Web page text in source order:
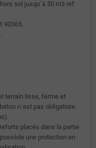
sol jusqu`à 50 m3 ref
90365.
terrain lisse, ferme et
n`est pas obligatoire.
placés dans la partie
une protection en